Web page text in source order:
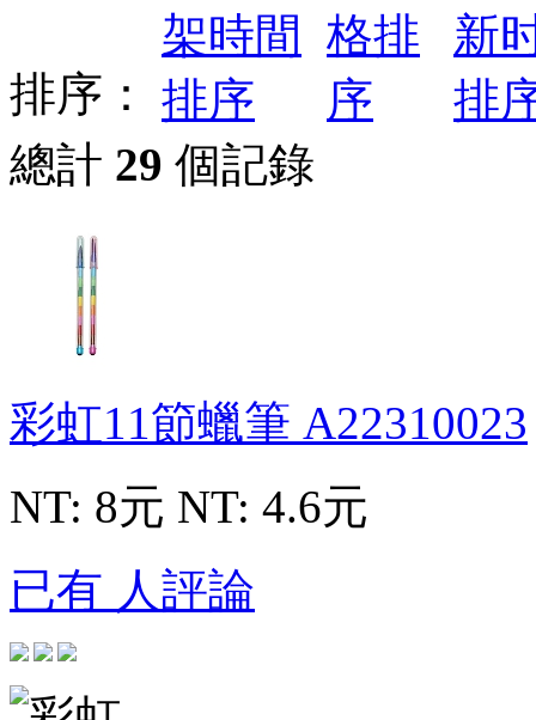
排序：
總計 29 個記錄
彩虹11節蠟筆 A22310023
NT: 8元 NT: 4.6元
已有 人評論